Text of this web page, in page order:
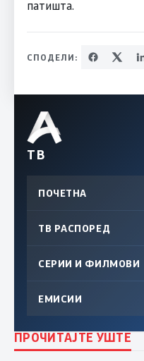
патишта.
СПОДЕЛИ:
ТВ
ПОЧЕТНА
ТВ РАСПОРЕД
СЕРИИ И ФИЛМОВИ
ЕМИСИИ
ПРОЧИТАЈТЕ УШТЕ